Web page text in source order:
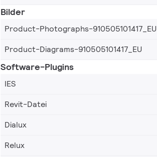
Bilder
Product-Photographs-910505101417_EU
Product-Diagrams-910505101417_EU
Software-Plugins
IES
Revit-Datei
Dialux
Relux